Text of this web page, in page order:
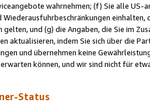
wahrnehmen; (f) Sie alle
Wiederausfuhrbeschränkungen
gelten, und (g) die Angaben, die Sie im
aktualisieren, indem Sie sich über die
und übernehmen keine
können, und wir sind nicht für
Status